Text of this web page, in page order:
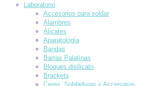
Laboratorio
Accesorios para soldar
Alambres
Alicates
Aparatología
Bandas
Barras Palatinas
Bloques disilicato
Brackets
Ceras, Soldaduras y Accesorios